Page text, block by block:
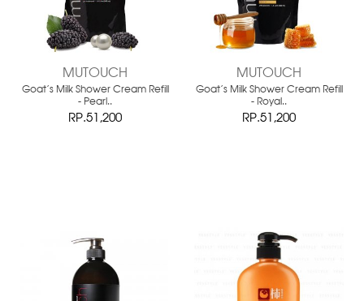
MUTOUCH
Goat's Milk Shower Cream Refill
- Pearl..
RP.51,200
MUTOUCH
Goat's Milk Shower Cream Refill
- Royal..
RP.51,200